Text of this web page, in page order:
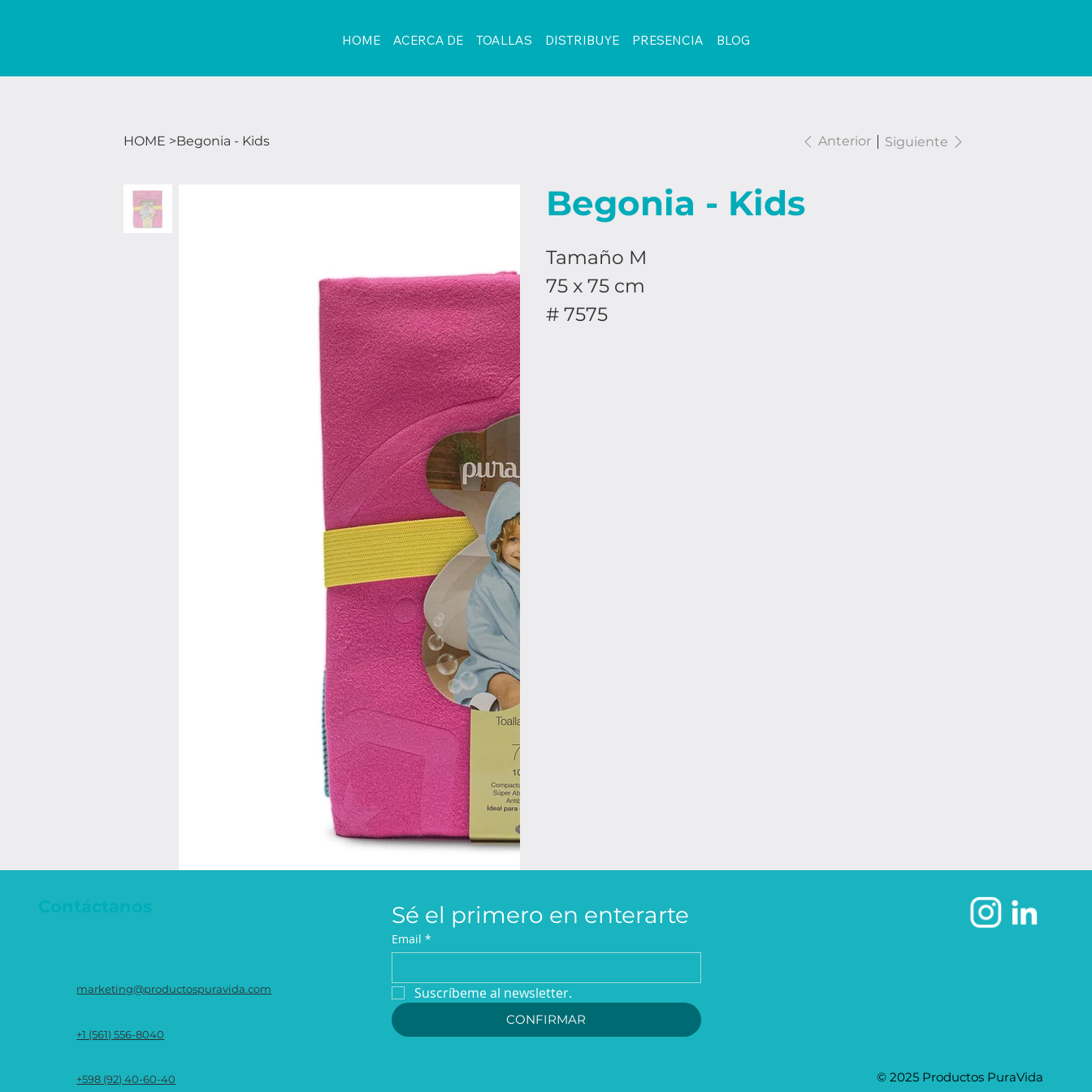
HOME ACERCA DE TOALLAS DISTRIBUYE PRESENCIA BLOG
HOME >Begonia - Kids Anterior Siguiente
Begonia - Kids
Tamaño M
75 x 75 cm
# 7575
Contáctanos
marketing@productospuravida.com
+1 (561) 556-8040
+598 (92) 40-60-40
Sé el primero en enterarte
Email *
Suscríbeme al newsletter.
CONFIRMAR
© 2025 Productos PuraVida